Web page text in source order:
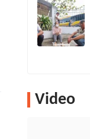
Video